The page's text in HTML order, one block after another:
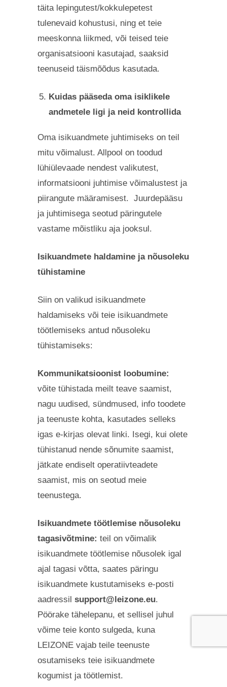
täita lepingutest/kokkulepetest
tulenevaid kohustusi, ning et teie
meeskonna liikmed, või teised teie
organisatsiooni kasutajad, saaksid
teenuseid täismõõdus kasutada.
Kuidas pääseda oma isiklikele
andmetele ligi ja neid kontrollida
Oma isikuandmete juhtimiseks on teil
mitu võimalust. Allpool on toodud
lühiülevaade nendest valikutest,
informatsiooni juhtimise võimalustest ja
piirangute määramisest. Juurdepääsu
ja juhtimisega seotud päringutele
vastame mõistliku aja jooksul.
Isikuandmete haldamine ja nõusoleku
tühistamine
Siin on valikud isikuandmete
haldamiseks või teie isikuandmete
töötlemiseks antud nõusoleku
tühistamiseks:
Kommunikatsioonist loobumine:
võite tühistada meilt teave saamist,
nagu uudised, sündmused, info toodete
ja teenuste kohta, kasutades selleks
igas e-kirjas olevat linki. Isegi, kui olete
tühistanud nende sõnumite saamist,
jätkate endiselt operatiivteadete
saamist, mis on seotud meie
teenustega.
Isikuandmete töötlemise nõusoleku
tagasivõtmine: teil on võimalik
isikuandmete töötlemise nõusolek igal
ajal tagasi võtta, saates päringu
isikuandmete kustutamiseks e-posti
aadressil support@leizone.eu.
Pöörake tähelepanu, et sellisel juhul
võime teie konto sulgeda, kuna
LEIZONE vajab teile teenuste
osutamiseks teie isikuandmete
kogumist ja töötlemist.